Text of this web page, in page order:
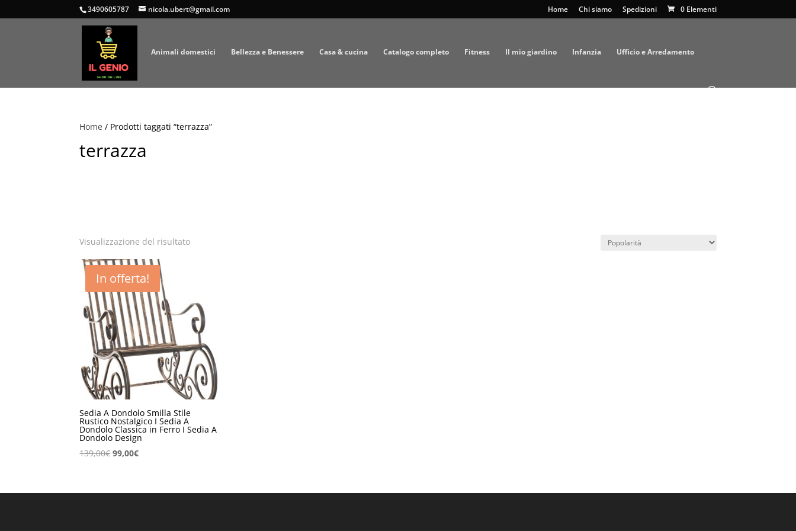
3490605787 nicola.ubert@gmail.com Home Chi siamo Spedizioni 0 Elementi
Animali domestici Bellezza e Benessere Casa & cucina Catalogo completo Fitness Il mio giardino Infanzia Ufficio e Arredamento
Home / Prodotti taggati “terrazza”
terrazza
Visualizzazione del risultato
In offerta!
Sedia A Dondolo Smilla Stile
Rustico Nostalgico I Sedia A
Dondolo Classica in Ferro I Sedia A
Dondolo Design
139,00€Il
era:
99,00€Il
è: